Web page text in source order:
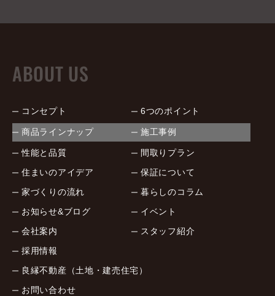
ABOUT US
コンセプト 6つのポイント
商品ラインナップ 施工事例
性能と品質
間取りプラン
住まいのアイデア
保証について
家づくりの流れ
暮らしのコラム
お知らせ&ブログ
イベント
会社案内
スタッフ紹介
採用情報
良縁不動産（土地・建売住宅）
お問い合わせ